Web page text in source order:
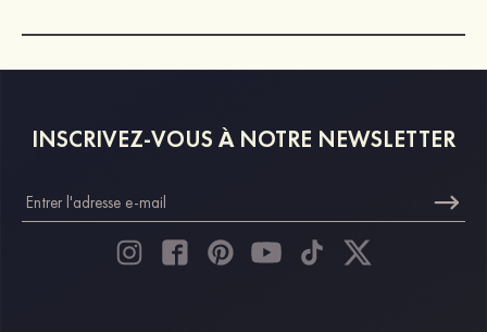
INSCRIVEZ-VOUS À NOTRE NEWSLETTER